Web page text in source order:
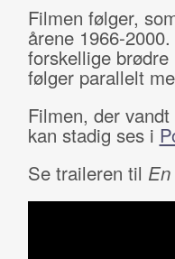
Filmen følger,
årene 1966-
forskellige
følger parallelt
Filmen, der
kan stadig ses i
Se traileren til